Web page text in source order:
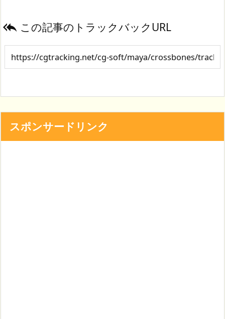
 この記事のトラックバックURL
スポンサードリンク